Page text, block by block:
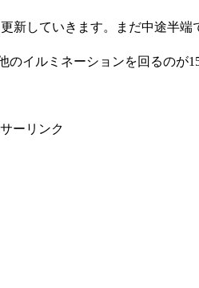
新していきます。まだ中途半端
イルミネーションを回るのが
ーリンク